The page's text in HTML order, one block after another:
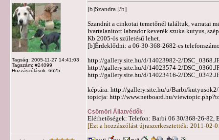
Tagság: 2005-11-27 14:41:03
Tagszám: #24099
Hozzászólások: 6625
[b]Szandra [/b]
Szandrát a cinkotai temetőnél találtuk, varratai
Ivartalanított labrador keverék szuka kutyus,
Kb 2005-ös születésű lehet.
[b]Érdeklődni: a 06-30-368-2682-es
http://gallery.site.hu/d/14023982-2/
http://gallery.site.hu/d/14023574-2/
http://gallery.site.hu/d/14023416-2/
képtára: http://gallery.site.hu/u/Barbi/
topicja: http://www.netboard.hu/
Csömöri Állatvédők
Elérhetőségek: Telefon: Barbi 06 30/368-26-82,
[Ezt a hozzászólást újraszerkesztették: 2011-02-